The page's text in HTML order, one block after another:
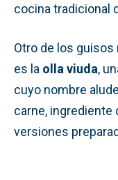
cocina tradicional
Otro de los
es la olla viuda,
cuyo nombre
carne, ingrediente
versiones